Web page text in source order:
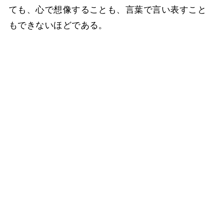
ても、心で想像することも、言葉で言い表すこと
もできないほどである。